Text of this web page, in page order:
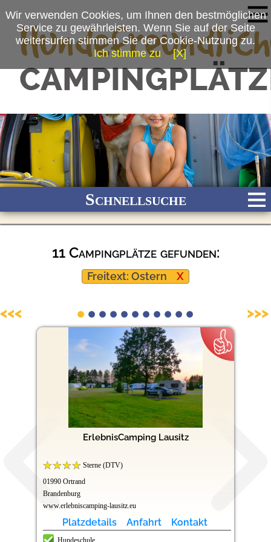
Schnellsuche
Fluss Meer Gebirge See
Wald/Wiesen
Ganzjährig geöffnet
Hundefreundliche Campingplätze
11 Campingplätze gefunden:
Freitext: Ostern X
ErlebnisCamping Lausitz
Sterne (DTV)
01990 Ortrand
Brandenburg
www.erlebniscamping-lausitz.eu
Platzdetails Anfahrt Kontakt
Hundeschule
<<< >>>
Wir verwenden Cookies, um Ihnen den bestmöglichen
Service zu gewährleisten. Wenn Sie auf der Seite
weitersurfen stimmen Sie der Cookie-Nutzung zu.
Ich stimme zu
[X]